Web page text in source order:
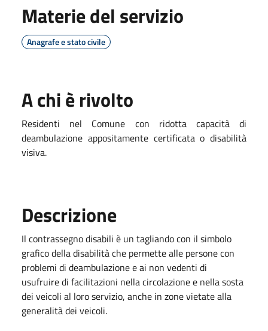
Materie del servizio
Anagrafe e stato civile
A chi è rivolto
Residenti nel Comune con ridotta capacità di
deambulazione appositamente certificata o disabilità
visiva.
Descrizione
Il contrassegno disabili è un tagliando con il simbolo
grafico della disabilità che permette alle persone con
problemi di deambulazione e ai non vedenti di
usufruire di facilitazioni nella circolazione e nella sosta
dei veicoli al loro servizio, anche in zone vietate alla
generalità dei veicoli.